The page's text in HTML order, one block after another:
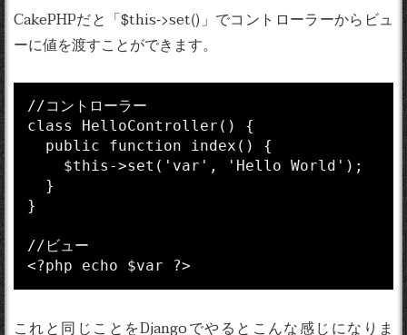
CakePHPだと「$this->set()」でコントローラーからビュ
ーに値を渡すことができます。
//コントローラー
class HelloController() {
}
//ビュー
これと同じことをDjangoでやるとこんな感じになりま